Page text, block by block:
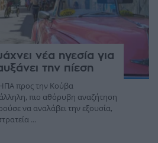
νέα ηγεσία για
την πίεση
προς την Κούβα
πιο αθόρυβη αναζήτηση
να αναλάβει την εξουσία,
...